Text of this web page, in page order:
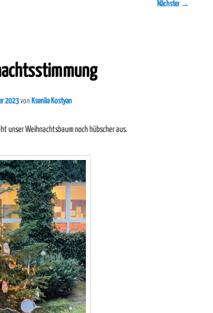
Nächster →
2023von Kseniia Kostyan
unser Weihnachtsbaum noch hübscher aus.